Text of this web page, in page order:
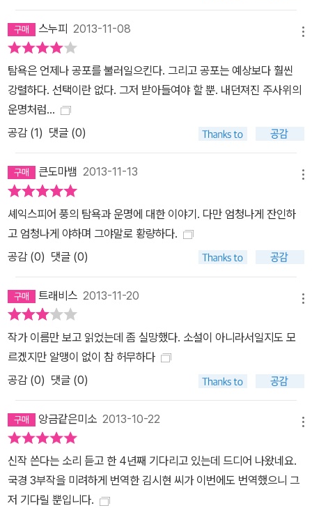
유명한 카메론 디아즈, 라이너 역에 「노인을 위한 나라는 없다」로 아
카데미 조연상을 수상한 하비에르 바르뎀, 웨스트레이 역에 「세븐」 등
으로 전미 비평가 협회 남우주연상을 수상한 브래드 피트, 「비키 크리
스티나 바르셀로나」로 제81회 아카데미 여우조연상을 수상한 페넬로
페 크루즈가 출연한다. 퓰리처 상 수상 작가인 코맥 매카시 각본과 감
스누피 2013-11-08
탐욕은 언제나 공포를 불러일으킨다. 그리고 공포는 예상보다 훨씬
강렬하다. 선택이란 없다. 그저 받아들여야 할 뿐. 내던져진 주사위의
운명처럼...
공감 (1) 댓글 (0)
큰도마뱀 2013-11-13
셰익스피어 풍의 탐욕과 운명에 대한 이야기. 다만 엄청나게 잔인하
고 엄청나게 야하며 그야말로 황량하다.
공감 (0) 댓글 (0)
트래비스 2013-11-20
작가 이름만 보고 읽었는데 좀 실망했다. 소설이 아니라서일지도 모
르겠지만 알맹이 없이 참 허무하다
공감 (0) 댓글 (0)
앙금같은미소 2013-10-22
신작 쓴다는 소리 듣고 한 4년째 기다리고 있는데 드디어 나왔네요.
국경 3부작을 미려하게 번역한 김시현 씨가 이번에도 번역했으니 그
저 기다릴 뿐입니다.